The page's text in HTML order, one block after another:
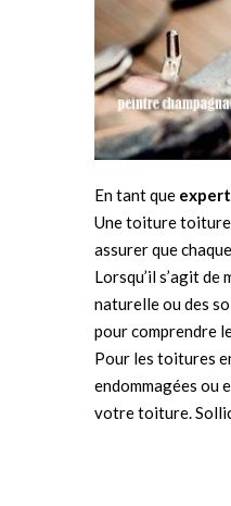
En tant que
Une toiture toiture
assurer que
Lorsqu’il s’agit
naturelle ou des
pour comprendre
Pour les toitures
endommagées ou
votre toiture.